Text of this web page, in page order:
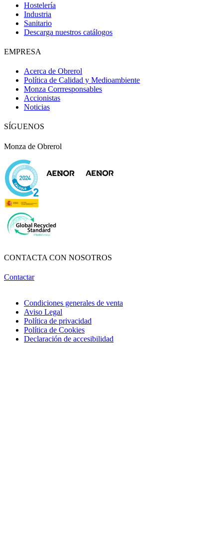
Hostelería
Industria
Sanitario
Descarga nuestros catálogos
EMPRESA
Acerca de Obrerol
Política de Calidad y Medioambiente
Monza Corrresponsables
Accionistas
Noticias
SÍGUENOS
Monza de Obrerol
CONTACTA CON NOSOTROS
Contactar
Condiciones generales de venta
Aviso Legal
Política de privacidad
Política de Cookies
Declaración de accesibilidad
Obri
¡Hola! Soy OBRI, tu asistente virtual de Obrerol 🤖Estoy aquí para